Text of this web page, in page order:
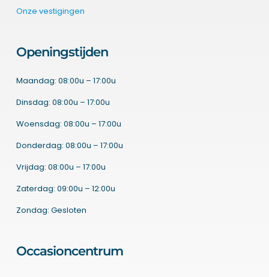
Onze vestigingen
Openingstijden
Maandag: 08:00u – 17:00u
Dinsdag: 08:00u – 17:00u
Woensdag: 08:00u – 17:00u
Donderdag: 08:00u – 17:00u
Vrijdag: 08:00u – 17:00u
Zaterdag: 09:00u – 12:00u
Zondag: Gesloten
Occasioncentrum